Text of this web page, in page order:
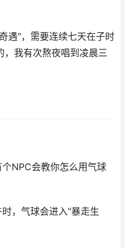
遇"，需要连续七天在子时
，我有次熬夜唱到凌晨三
NPC会教你怎么用气球
，气球会进入"暴走生